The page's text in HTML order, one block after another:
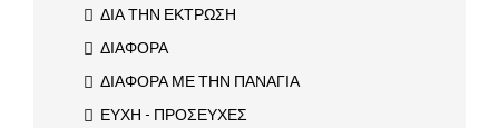
ΔΙΑ ΤΗΝ ΕΚΤΡΩΣΗ
ΔΙΑΦΟΡΑ
ΔΙΑΦΟΡΑ ΜΕ ΤΗΝ ΠΑΝΑΓΙΑ
ΕΥΧΗ - ΠΡΟΣΕΥΧΕΣ